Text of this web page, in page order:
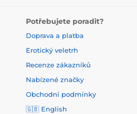
Potřebujete poradit?
Doprava a platba
Erotický veletrh
Recenze zákazníků
Nabízené značky
Obchodní podmínky
🇬🇧 English